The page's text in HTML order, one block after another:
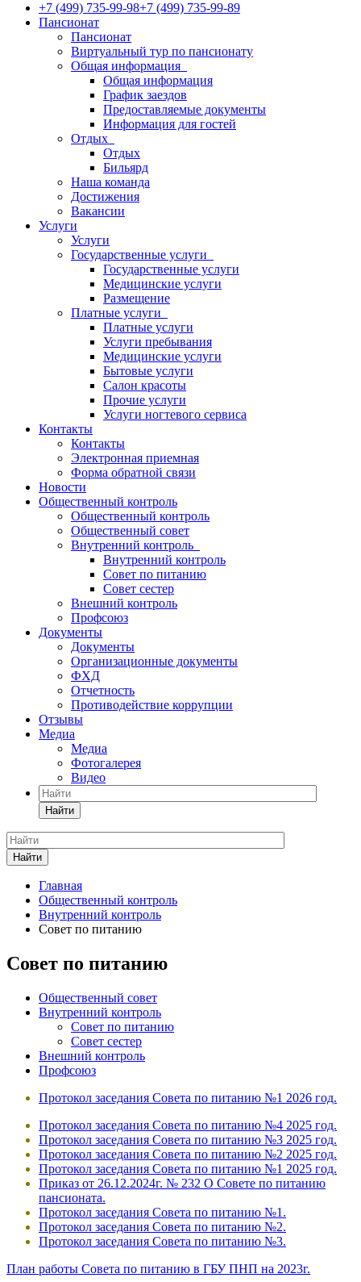
+7 (499) 735-99-98+7 (499) 735-99-89
Пансионат
Пансионат
Виртуальный тур по пансионату
Общая информация
Общая информация
График заездов
Предоставляемые документы
Информация для гостей
Отдых
Отдых
Бильярд
Наша команда
Достижения
Вакансии
Услуги
Услуги
Государственные услуги
Государственные услуги
Медицинские услуги
Размещение
Платные услуги
Платные услуги
Услуги пребывания
Медицинские услуги
Бытовые услуги
Салон красоты
Прочие услуги
Услуги ногтевого сервиса
Контакты
Контакты
Электронная приемная
Форма обратной связи
Новости
Общественный контроль
Общественный контроль
Общественный совет
Внутренний контроль
Внутренний контроль
Совет по питанию
Совет сестер
Внешний контроль
Профсоюз
Документы
Документы
Организационные документы
ФХД
Отчетность
Противодействие коррупции
Отзывы
Медиа
Медиа
Фотогалерея
Видео
Найти
Найти
Главная
Общественный контроль
Внутренний контроль
Совет по питанию
Совет по питанию
Общественный совет
Внутренний контроль
Совет по питанию
Совет сестер
Внешний контроль
Профсоюз
Протокол заседания Совета по питанию №1 2026 год.
Протокол заседания Совета по питанию №4 2025 год.
Протокол заседания Совета по питанию №3 2025 год.
Протокол заседания Совета по питанию №2 2025 год.
Протокол заседания Совета по питанию №1 2025 год.
Приказ от 26.12.2024г. № 232 О Совете по питанию
пансионата.
Протокол заседания Совета по питанию №1.
Протокол заседания Совета по питанию №2.
Протокол заседания Совета по питанию №3.
План работы Совета по питанию в ГБУ ПНП на 2023г.